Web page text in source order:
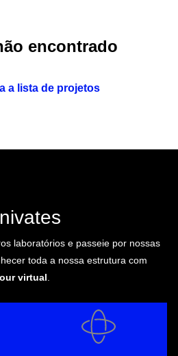
encontrado
a lista de projetos
laboratórios e passeie por nossas
toda a nossa estrutura com
virtual